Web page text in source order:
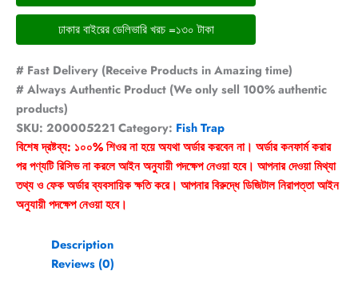
ঢাকার বাইরের ডেলিভারি খরচ =১৩০ টাকা
# Fast Delivery (Receive Products in Amazing time)
# Always Authentic Product (We only sell 100% authentic
products)
SKU: 200005221 Category: Fish Trap
বিশেষ দ্রষ্টব্য: ১০০% শিওর না হয়ে অযথা অর্ডার করবেন না। অর্ডার কনফার্ম করার
পর পণ্যটি রিসিভ না করলে আইন অনুযায়ী পদক্ষেপ নেওয়া হবে। আপনার দেওয়া মিথ্যা
তথ্য ও ফেক অর্ডার ব্যবসায়িক ক্ষতি করে। আপনার বিরুদ্ধে ডিজিটাল নিরাপত্তা আইন
অনুযায়ী পদক্ষেপ নেওয়া হবে।
Description
Reviews (0)